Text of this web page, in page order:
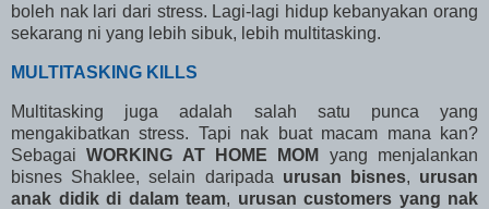
boleh nak lari dari stress. Lagi-lagi hidup kebanyakan orang
sekarang ni yang lebih sibuk, lebih multitasking.
MULTITASKING KILLS
Multitasking juga adalah salah satu punca yang
mengakibatkan stress. Tapi nak buat macam mana kan?
SebagaiWORKING AT HOME MOM
yang menjalankan
bisnes Shaklee, selain daripada urusan bisnes, urusan
anak didik di dalam team, urusan customers yang nak